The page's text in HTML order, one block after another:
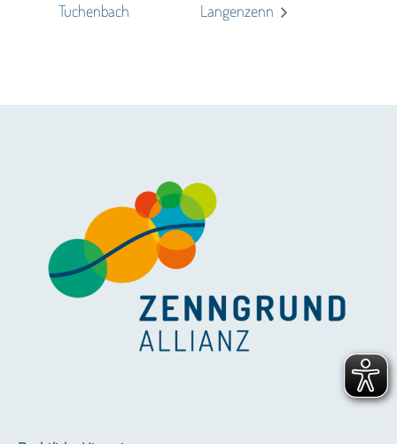
Tuchenbach
Langenzenn